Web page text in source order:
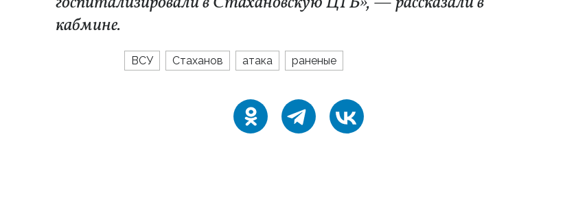
кабмине.
ВСУ Стаханов атака раненые